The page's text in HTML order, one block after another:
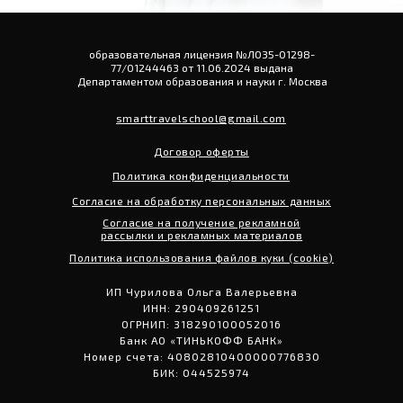
smarttravelschool@gmail.com
Политика конфиденциальности
Договор оферты
ИП Чурилова Ольга Валерьевна
ИНН: 290409261251
ОГРНИП: 318290100052016
Банк АО «ТИНЬКОФФ БАНК»
Номер счета: 40802810400000776830
БИК: 044525974
Политика использования файлов куки (cookie)
Согласие на получение рекламной
рассылки и рекламных материалов
Согласие на обработку персональных данных
образовательная лицензия №ЛО35-01298-
77/01244463 от 11.06.2024 выдана
Департаментом образования и науки г. Москва